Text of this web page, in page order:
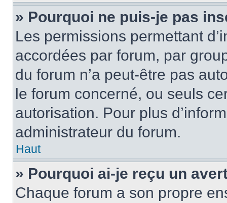
» Pourquoi ne puis-je pas
Les permissions permettant
accordées par forum, par
du forum n’a peut-être pas
le forum concerné, ou seuls
autorisation. Pour plus
administrateur du forum.
Haut
» Pourquoi ai-je reçu un
Chaque forum a son propre